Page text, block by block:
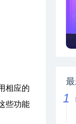
相应的
些功能